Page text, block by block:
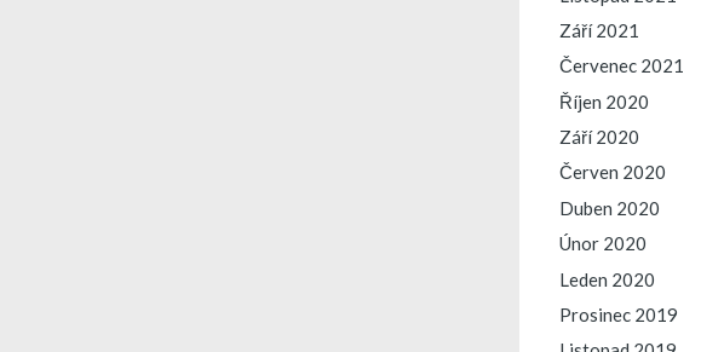
Září 2021
Červenec 2021
Říjen 2020
Září 2020
Červen 2020
Duben 2020
Únor 2020
Leden 2020
Prosinec 2019